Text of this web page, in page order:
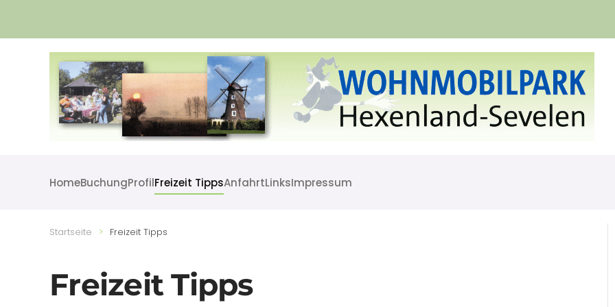
Skip to main content
HomeBuchungProfilFreizeit TippsAnfahrtLinksImpressum
Startseite Freizeit Tipps
Freizeit Tipps